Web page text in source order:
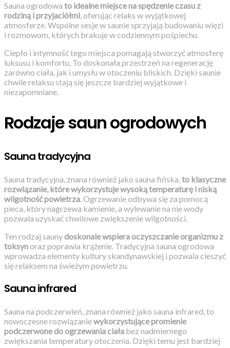
Sauna ogrodowa to idealne miejsce na spędzenie czasu z
rodziną i przyjaciółmi, oferując relaks w wyjątkowej
atmosferze. Wspólne sesje w saunie sprzyjają budowaniu więzi
i rozmowom, których brakuje w codziennym pośpiechu.
Ciepło i intymność tego miejsca pomagają stworzyć atmosferę
luksusu i komfortu. To doskonała przestrzeń na regenerację
zarówno ciała, jak i umysłu w otoczeniu bliskich. Dzięki saunie
chwile relaksu stają się jeszcze bardziej wyjątkowe i
niezapomniane.
Rodzaje saun ogrodowych
Sauna tradycyjna
Sauna tradycyjna, znana również jako sauna fińska,to klasyczne
rozwiązanie, które wykorzystuje wysoką temperaturę i niską
wilgotność powietrza. Ogrzewanie odbywa się za pomocą
pieca, który nagrzewa kamienie, a wylewanie na nie wody
pozwala uzyskać chwilowe zwiększenie wilgotności.
Ten rodzaj saunydoskonale wspiera oczyszczanie organizmu z
toksynoraz poprawia krążenie. Tradycyjna sauna ogrodowa
wprowadza elementy kultury skandynawskiej i pozwala cieszyć
się relaksem na świeżym powietrzu.
Sauna infrared
Sauna na podczerwień, znana również jako sauna infrared, to
nowoczesne rozwiązaniewykorzystujące promienie
podczerwone do ogrzewania ciała bez nadmiernego
zwiększania temperatury otoczenia. Dzięki temu jest bardziej